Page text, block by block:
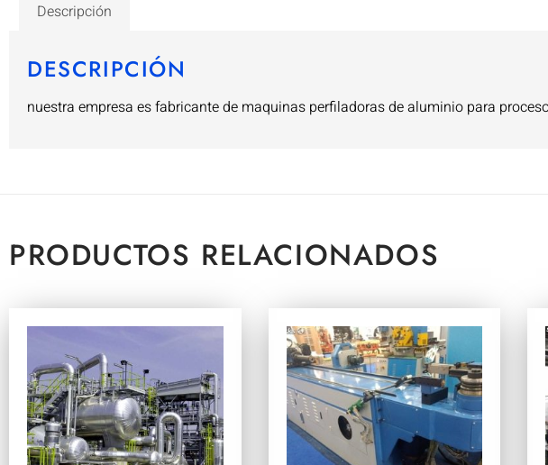
Descripción
DESCRIPCIÓN
nuestra empresa es fabricante de maquinas perfiladoras de aluminio para
PRODUCTOS RELACIONADOS